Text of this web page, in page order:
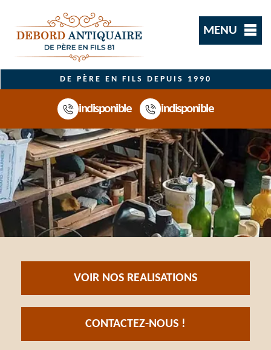
MENU
DE PÈRE EN FILS DEPUIS 1990
indisponible indisponible
VOIR NOS REALISATIONS
CONTACTEZ-NOUS !